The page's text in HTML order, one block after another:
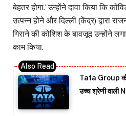
बेहतर होगा.’ उन्होंने दावा किया कि
उत्पन्न होने और दिल्ली (केंद्र) द्वारा
गिराने की कोशिश के बावजूद उन्होंने
काम किया.
Tata Group
उच्च श्रेणी वाली